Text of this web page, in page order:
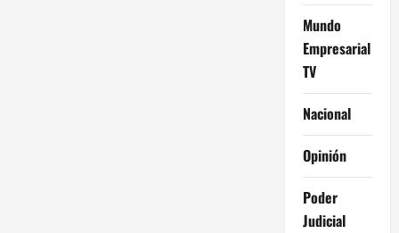
Mundo
Empresarial
TV
Nacional
Opinión
Poder
Judicial